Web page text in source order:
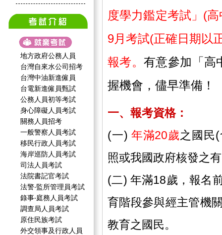
地方政府公務人員
台灣自來水公司招考
台灣中油新進僱員
台電新進僱員甄試
公務人員初等考試
身心障礙人員考試
關務人員招考
一般警察人員考試
移民行政人員考試
海岸巡防人員考試
司法人員考試
法院書記官考試
法警‧監所管理員考試
錄事‧庭務人員考試
調查局人員考試
原住民族考試
外交領事及行政人員
度學力鑑定考試」(
9月考試(正確日期以
報考。有意參加「高
握機會，儘早準備！
一、報考資格：
(一) 年滿20歲之國民
照或我國政府核發之
(二) 年滿18歲，報名
育階段參與經主管機
教育之國民。